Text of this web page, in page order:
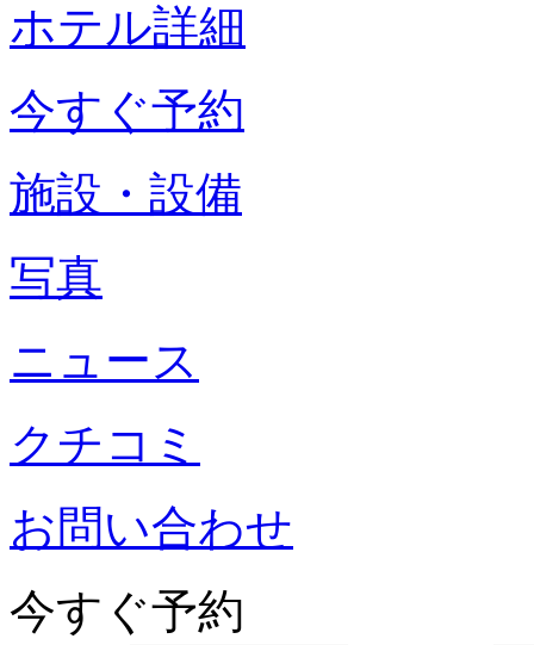
ホテル詳細
今すぐ予約
施設・設備
写真
ニュース
クチコミ
お問い合わせ
今すぐ予約